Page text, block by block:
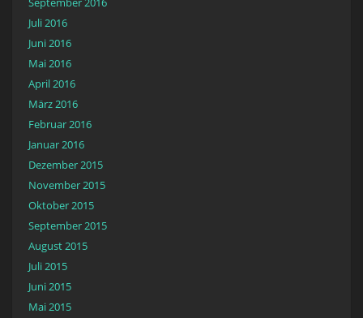
Juli 2016
Juni 2016
Mai 2016
April 2016
März 2016
Februar 2016
Januar 2016
Dezember 2015
November 2015
Oktober 2015
September 2015
August 2015
Juli 2015
Juni 2015
Mai 2015